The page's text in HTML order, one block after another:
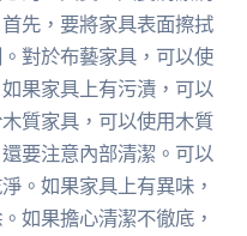
先，要將家具表面擦拭
對於布藝家具，可以使
果家具上有污漬，可以
質家具，可以使用木質
要注意內部清潔。可以
。如果家具上有異味，
如果擔心清潔不徹底，